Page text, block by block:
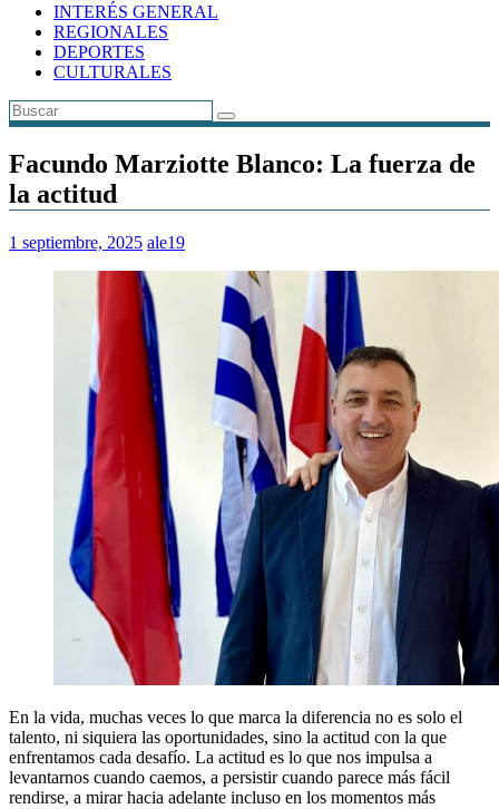
INTERÉS GENERAL
REGIONALES
DEPORTES
CULTURALES
Facundo Marziotte Blanco: La fuerza de
la actitud
1 septiembre, 2025 ale19
En la vida, muchas veces lo que marca la diferencia no es solo el
talento, ni siquiera las oportunidades, sino la actitud con la que
enfrentamos cada desafío. La actitud es lo que nos impulsa a
levantarnos cuando caemos, a persistir cuando parece más fácil
rendirse, a mirar hacia adelante incluso en los momentos más